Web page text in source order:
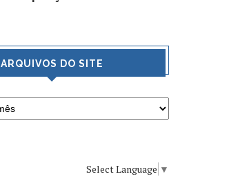
ARQUIVOS DO SITE
Select Language ▼